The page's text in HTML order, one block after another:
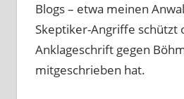
Blogs – etwa meinen
Skeptiker-Angriffe schützt
Anklageschrift gegen
mitgeschrieben hat.